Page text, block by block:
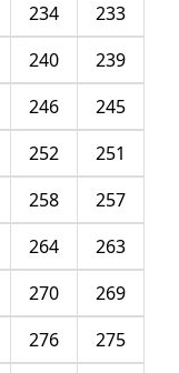
233
234
239
240
245
246
251
252
257
258
263
264
269
270
275
276